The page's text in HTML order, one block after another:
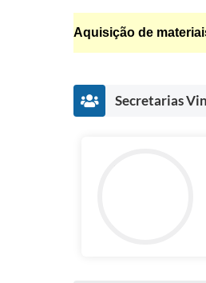
Aquisição de
Secretarias